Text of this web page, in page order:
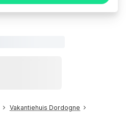
Vakantiehuis Dordogne